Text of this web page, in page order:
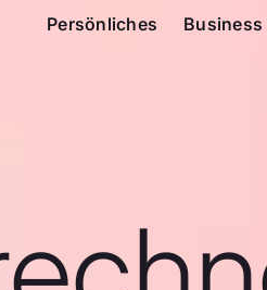
Persönliches Business